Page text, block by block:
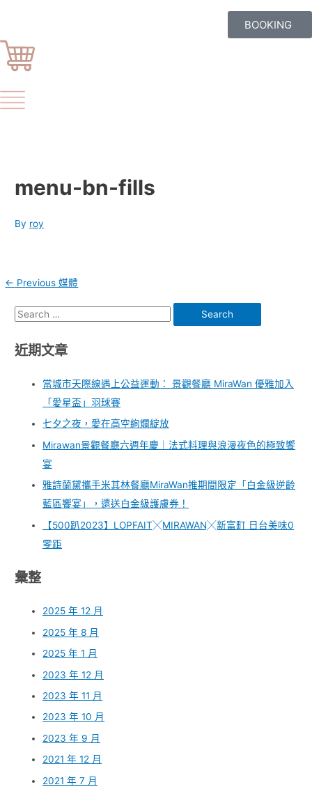
BOOKING
menu-bn-fills
By roy
← Previous 媒體
近期文章
當城市天際線遇上公益運動： 景觀餐廳 MiraWan 優雅加入
「愛星盃」羽球賽
七夕之夜，愛在高空絢爛綻放
Mirawan景觀餐廳六週年慶｜法式料理與浪漫夜色的極致饗
宴
雅詩蘭黛攜手米其林餐廳MiraWan推期間限定「白金級逆齡
藍區饗宴」，還送白金級護膚券！
【500趴2023】LOPFAIT╳MIRAWAN╳新富町 日台美味0
零距
彙整
2025 年 12 月
2025 年 8 月
2025 年 1 月
2023 年 12 月
2023 年 11 月
2023 年 10 月
2023 年 9 月
2021 年 12 月
2021 年 7 月